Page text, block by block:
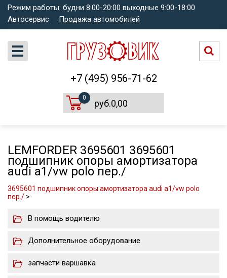
Режим работы: будни 8:00-20:00 выходные 9:00-18:00
Автосервис
Продажа автомобилей
+7 (495) 956-71-62
0
руб.0,00
LEMFORDER 3695601 3695601
подшипник опоры амортизатора
audi a1/vw polo пер./
3695601 подшипник опоры амортизатора audi a1/vw polo
пер./ >
В помощь водителю
Дополнительное оборудование
запчасти варшавка